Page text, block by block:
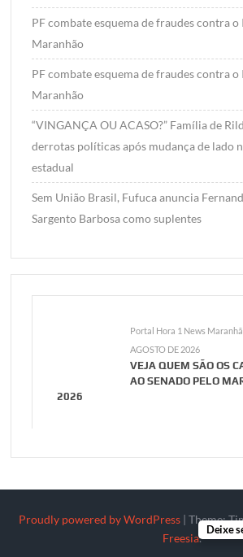
PF combate esquema de fraudes contra o
Maranhão
PF combate esquema de fraudes contra o
Maranhão
“VINGANÇA OU ACASO?” Família de
derrotas políticas após mudança de lado
estadual
Sem União Brasil, Fufuca anuncia
Sargento Barbosa como suplentes
Portal Hora 1 News
AGOSTO DE 2026
VEJA QUEM SÃO OS
AO SENADO PELO
2026
Proudly powered by WordPress |Theme:
Freesia.
Deixe